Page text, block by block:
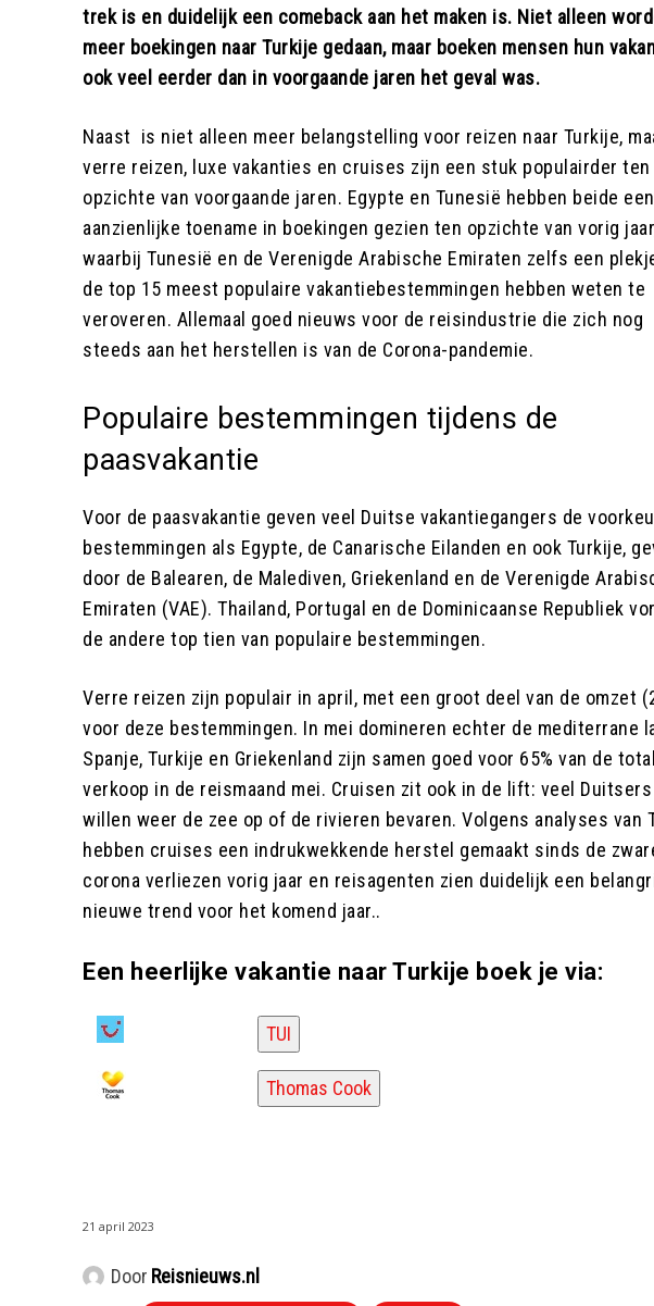
trek is en duidelijk een comeback aan het maken is. Niet alleen
meer boekingen naar Turkije gedaan, maar boeken mensen hun
ook veel eerder dan in voorgaande jaren het geval was.
Naast is niet alleen meer belangstelling voor reizen naar Turkije,
verre reizen, luxe vakanties en cruises zijn een stuk populairder ten
opzichte van voorgaande jaren. Egypte en Tunesië hebben beide een
aanzienlijke toename in boekingen gezien ten opzichte van vorig
waarbij Tunesië en de Verenigde Arabische Emiraten zelfs een
de top 15 meest populaire vakantiebestemmingen hebben weten te
veroveren. Allemaal goed nieuws voor de reisindustrie die zich nog
steeds aan het herstellen is van de Corona-pandemie.
Populaire bestemmingen tijdens de
paasvakantie
Voor de paasvakantie geven veel Duitse vakantiegangers de
bestemmingen als Egypte, de Canarische Eilanden en ook Turkije,
door de Balearen, de Malediven, Griekenland en de Verenigde
Emiraten (VAE). Thailand, Portugal en de Dominicaanse Republiek
de andere top tien van populaire bestemmingen.
Verre reizen zijn populair in april, met een groot deel van de omzet
voor deze bestemmingen. In mei domineren echter de mediterrane
Spanje, Turkije en Griekenland zijn samen goed voor 65% van de
verkoop in de reismaand mei. Cruisen zit ook in de lift: veel Duitsers
willen weer de zee op of de rivieren bevaren. Volgens analyses van
hebben cruises een indrukwekkende herstel gemaakt sinds de
corona verliezen vorig jaar en reisagenten zien duidelijk een
nieuwe trend voor het komend jaar..
Een heerlijke vakantie naar Turkije boek je via:
TUI
Thomas Cook
21 april 2023
Door Reisnieuws.nl